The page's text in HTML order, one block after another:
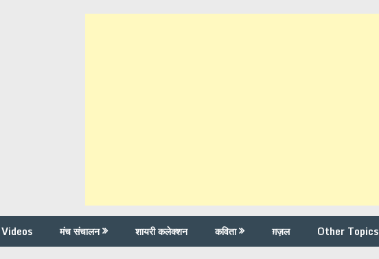
Videos मंच संचालन शायरी कलेक्शन कविता ग़ज़ल Other Topics